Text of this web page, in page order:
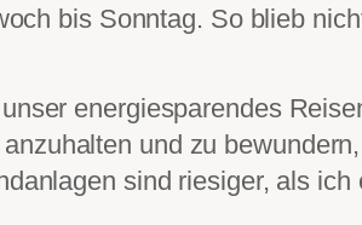
bis Sonntag. So blieb
energiesparendes
anzuhalten und zu
sind riesiger, als